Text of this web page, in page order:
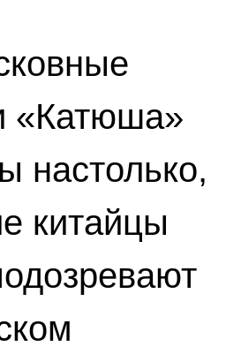
«Катюша»
настолько,
китайцы